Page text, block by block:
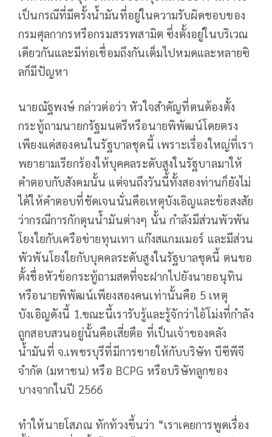
เป็นกรณีที่มีครั้งน้ำมันที่อยู่ในความรับผิดชอบของ
กรมศุลกากรหรือกรมสรรพสามิต ซึ่งตั้งอยู่ในบริเวณ
เดียวกันและมีท่อเชื่อมถึงกันเต็มไปหมดและหลายซิ
ลก็มีปัญหา
นายณัฐพงษ์ กล่าวต่อว่า หัวใจสำคัญที่ตนต้องตั้ง
กระทู้ถามนายกรัฐมนตรีหรือนายพิพัฒน์โดยตรง
เพียงแค่สองคนในรัฐบาลชุดนี้ เพราะเรื่องใหญ่ที่เรา
พยายามเรียกร้องให้บุคคลระดับสูงในรัฐบาลมาให้
คำตอบกับสังคมนั้น แต่จนถึงวันนี้ทั้งสองท่านก็ยังไม่
ได้ให้คำตอบที่ชัดเจนนั่นคือเหตุบังเอิญและข้อสงสัย
ว่ากรณีการกักตุนน้ำมันต่างๆ นั้น กำลังมีส่วนพัวพัน
โยงใยกับเครือข่ายทุนเทา แก๊งสแกมเมอร์ และมีส่วน
พัวพันโยงใยกับบุคคลระดับสูงในรัฐบาลชุดนี้ ตนขอ
ตั้งชื่อหัวข้อกระทู้ถามสดที่จะฝากไปยังนายอนุทิน
หรือนายพิพัฒน์เพียงสองคนเท่านั้นคือ 5 เหตุ
บังเอิญดังนี้ 1.ขณะนี้เรารับรู้และรู้จักว่าไอ้โม่งที่กำลัง
ถูกสอบสวนอยู่นั้นคือเสี่ยตือ ที่เป็นเจ้าของคลัง
น้ำมันที่ จ.เพชรบุรีที่มีการขายให้กับบริษัท บีซีพีจี
จำกัด (มหาชน) หรือ BCPG หรือบริษัทลูกของ
บางจากในปี 2566
ทำให้นายโสภณ ทักท้วงขึ้นว่า “เราเคยการพูดเรื่อง